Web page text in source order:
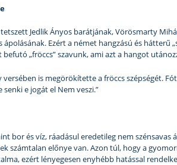
tetszett Jedlik Ányos barátjának, Vörösmarty
ápolásának. Ezért a német hangzású és
befutó „fröccs” szavunk, ami azt a hangot
is megörökítette a fröccs szépségét.
senki e jogát el Nem veszi.”
bor és víz, ráadásul eredetileg nem
számtalan előnye van. Azon túl, hogy a
ezért lényegesen enyhébb hatással